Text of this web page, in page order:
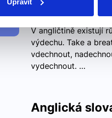
Upravit
V angličtině existují
výdechu. Take a
vdechnout,
vydechnout. …
Anglická